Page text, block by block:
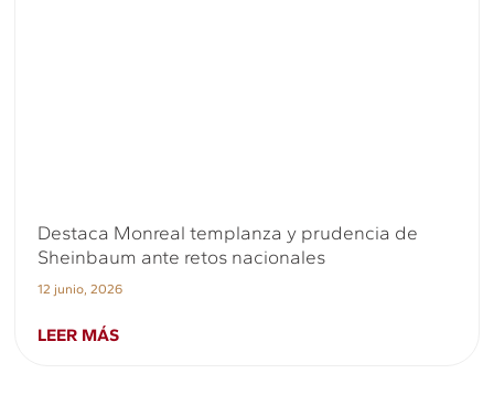
Destaca Monreal templanza y prudencia de
Sheinbaum ante retos nacionales
12 junio, 2026
LEER MÁS